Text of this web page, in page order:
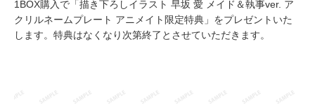
1BOX購入で「描き下ろしイラスト 早坂 愛 メイド＆執事ver. ア
クリルネームプレート アニメイト限定特典」をプレゼントいた
します。特典はなくなり次第終了とさせていただきます。